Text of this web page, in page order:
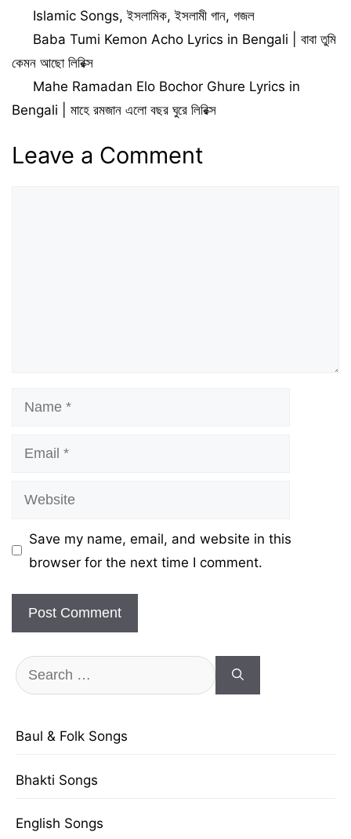
Categories
Islamic Songs,ইসলামিক,ইসলামী গান,গজল
Baba Tumi Kemon Acho Lyrics in Bengali | বাবা তুমি
কেমন আছো লিরিক্স
Mahe Ramadan Elo Bochor Ghure Lyrics in
Bengali | মাহে রমজান এলো বছর ঘুরে লিরিক্স
Leave a Comment
Name
Email
Website
Save my name, email, and website in this
browser for the next time I comment.
Search
for:
Baul & Folk Songs
Bhakti Songs
English Songs